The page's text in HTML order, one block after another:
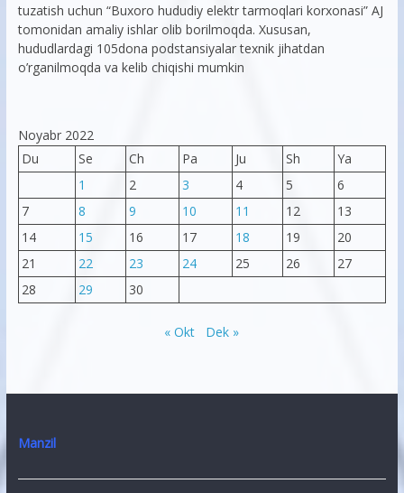
tuzatish uchun “Buxoro hududiy elektr tarmoqlari korxonasi” AJ
tomonidan amaliy ishlar olib borilmoqda. Xususan,
hududlardagi 105dona podstansiyalar texnik jihatdan
o’rganilmoqda va kelib chiqishi mumkin
Noyabr 2022
Du
Se Ch Pa Ju Sh
Ya
1
2 3 4 5
6
7
8 9 10 11 12
13
14
15 16 17 18 19
20
21
22 23 24 25 26
27
28
29 30
« Okt Dek »
Manzil